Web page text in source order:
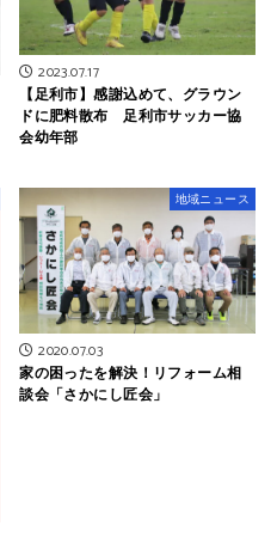
2023.07.17
【足利市】感謝込めて、グラウン
ドに肥料散布 足利市サッカー協
会幼年部
地域ニュース
2020.07.03
家の困ったを解決！リフォーム相
談会「さかにし匠会」